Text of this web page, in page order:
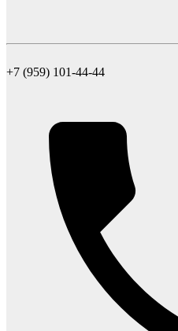
+7 (959) 101-44-44